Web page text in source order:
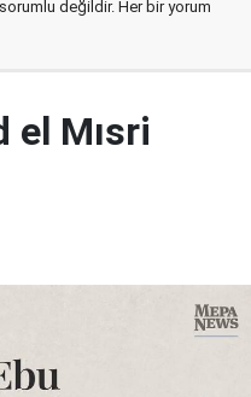
değildir. Her bir yorum
el Mısri